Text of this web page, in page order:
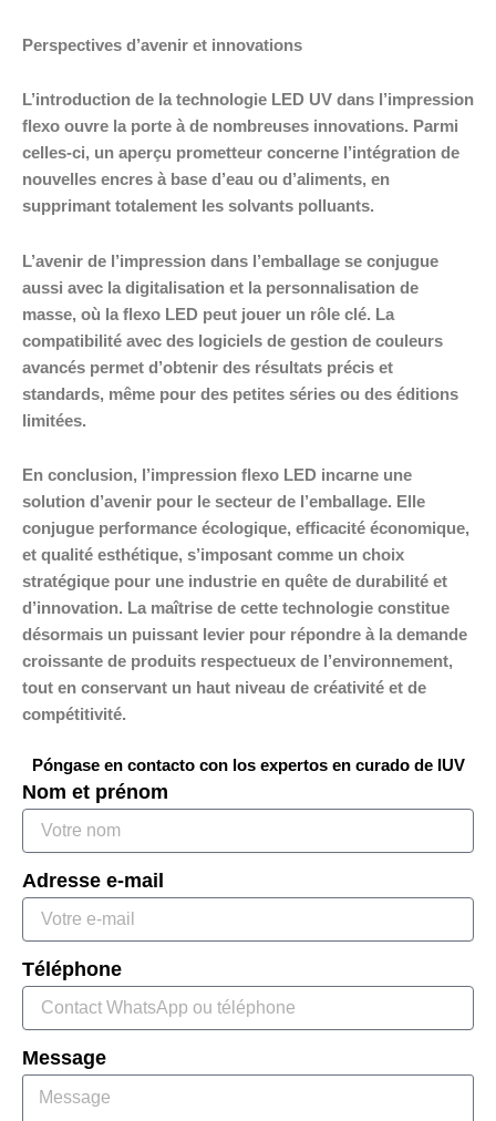
Perspectives d’avenir et innovations
L’introduction de la technologie LED UV dans l’impression
flexo ouvre la porte à de nombreuses innovations. Parmi
celles-ci, un aperçu prometteur concerne l’intégration de
nouvelles encres à base d’eau ou d’aliments, en
supprimant totalement les solvants polluants.
L’avenir de l’impression dans l’emballage se conjugue
aussi avec la digitalisation et la personnalisation de
masse, où la flexo LED peut jouer un rôle clé. La
compatibilité avec des logiciels de gestion de couleurs
avancés permet d’obtenir des résultats précis et
standards, même pour des petites séries ou des éditions
limitées.
En conclusion, l’impression flexo LED incarne une
solution d’avenir pour le secteur de l’emballage. Elle
conjugue performance écologique, efficacité économique,
et qualité esthétique, s’imposant comme un choix
stratégique pour une industrie en quête de durabilité et
d’innovation. La maîtrise de cette technologie constitue
désormais un puissant levier pour répondre à la demande
croissante de produits respectueux de l’environnement,
tout en conservant un haut niveau de créativité et de
compétitivité.
Póngase en contacto con los expertos en curado de IUV
Nom et prénom
Adresse e-mail
Téléphone
Message